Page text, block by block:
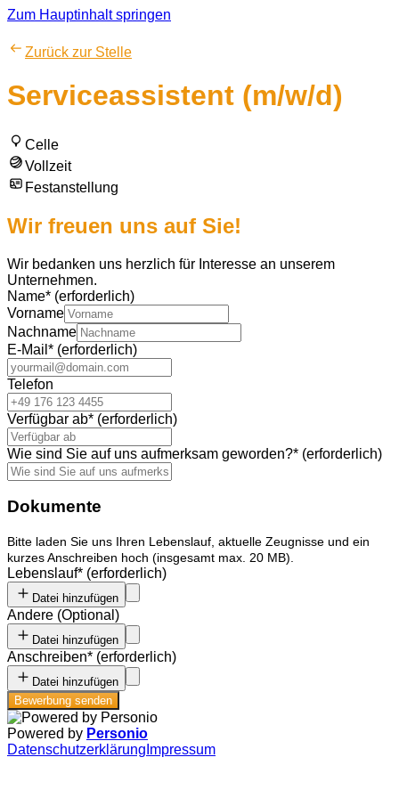
Zum Hauptinhalt springen
Zurück zur Stelle
Serviceassistent (m/w/d)
Celle
Vollzeit
Festanstellung
Wir freuen uns auf Sie!
Wir bedanken uns herzlich für Interesse an unserem
Unternehmen.
Name* (erforderlich)
Vorname
Nachname
E-Mail * (erforderlich)
Telefon
Verfügbar ab* (erforderlich)
Wie sind Sie auf uns aufmerksam geworden?* (erforderlich)
Dokumente
Bitte laden Sie uns Ihren Lebenslauf, aktuelle Zeugnisse und ein
kurzes Anschreiben hoch (insgesamt max. 20 MB).
Lebenslauf* (erforderlich)
Datei hinzufügen
Andere (Optional )
Datei hinzufügen
Anschreiben* (erforderlich)
Datei hinzufügen
Bewerbung senden
Powered by Personio
Datenschutzerklärung Impressum